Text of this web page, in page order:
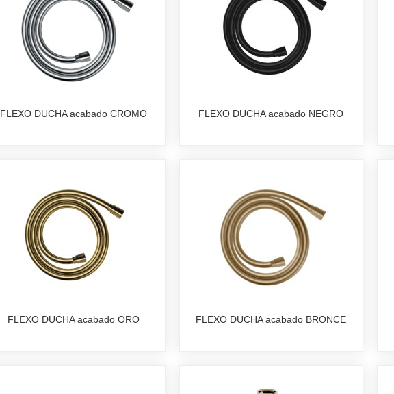
FLEXO DUCHA acabado CROMO FLEXO DUCHA acabado NEGRO
FLEXO DUCHA acabado ORO FLEXO DUCHA acabado BRONCE